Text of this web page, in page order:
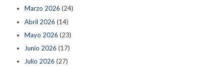
Marzo 2026 (24)
Abril 2026 (14)
Mayo 2026 (23)
Junio 2026 (17)
Julio 2026 (27)